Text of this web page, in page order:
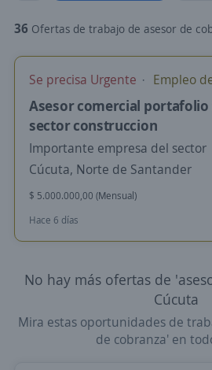
36 Ofertas de trabajo de asesor de cobranza en Cúcuta, Norte de
Se precisa Urgente Empleo
Asesor comercial
sector construccion
Importante empresa del sector
Cúcuta, Norte de Santander
$ 5.000.000,00 (Mensual)
Hace 6 días
No hay más ofertas de
Cúcuta
Mira estas oportunidades de
de cobranza' en